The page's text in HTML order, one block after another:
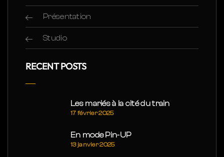
Présentation
Studio
RECENT POSTS
Les mariés à la cité du train
17 février 2025
En mode Pin-UP
13 janvier 2025